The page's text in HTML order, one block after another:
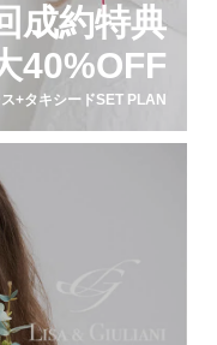
成約特典
40%OFF
ス+タキシードSET PLAN